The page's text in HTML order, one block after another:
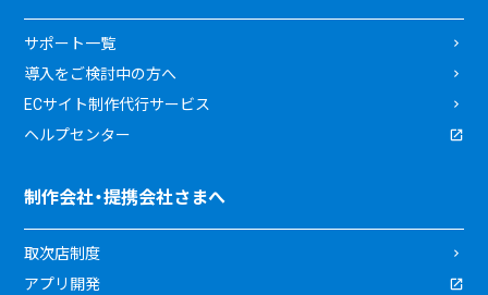
サポート一覧
導入をご検討中の方へ
ECサイト制作代行サービス
ヘルプセンター
制作会社・提携会社さまへ
取次店制度
アプリ開発